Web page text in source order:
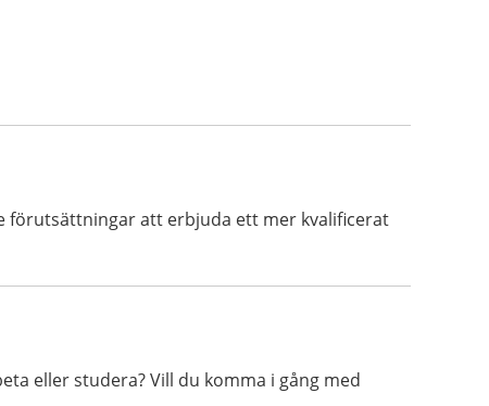
förutsättningar att erbjuda ett mer kvalificerat
eller studera? Vill du komma i gång med